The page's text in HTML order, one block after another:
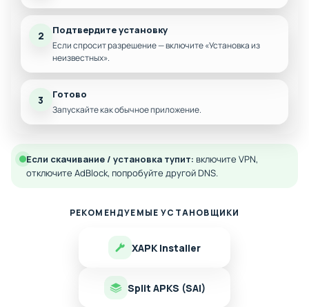
2 Подтвердите установку
Если спросит разрешение — включите «Установка из
неизвестных».
3 Готово
Запускайте как обычное приложение.
Если скачивание / установка тупит: включите VPN,
отключите AdBlock, попробуйте другой DNS.
РЕКОМЕНДУЕМЫЕ УСТАНОВЩИКИ
XAPK Installer
Split APKS (SAI)